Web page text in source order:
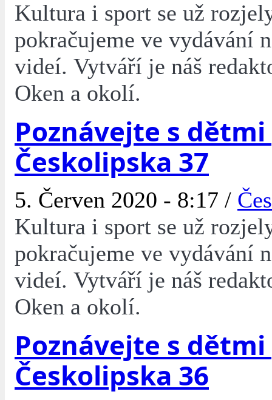
Kultura i sport se už
pokračujeme ve vydávání
videí. Vytváří je náš
Oken a okolí.
Poznávejte s
Českolipska 37
5. Červen 2020 - 8:17 /
Kultura i sport se už
pokračujeme ve vydávání
videí. Vytváří je náš
Oken a okolí.
Poznávejte s
Českolipska 36